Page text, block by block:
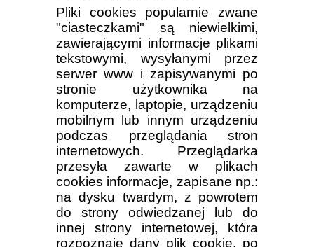
Pliki cookies popularnie zwane
"ciasteczkami" są niewielkimi,
zawierającymi informacje plikami
tekstowymi, wysyłanymi przez
serwer www i zapisywanymi po
stronie użytkownika na
komputerze, laptopie, urządzeniu
mobilnym lub innym urządzeniu
podczas przeglądania stron
internetowych. Przeglądarka
przesyła zawarte w plikach
cookies informacje, zapisane np.:
na dysku twardym, z powrotem
do strony odwiedzanej lub do
innej strony internetowej, która
rozpoznaje dany plik cookie, po